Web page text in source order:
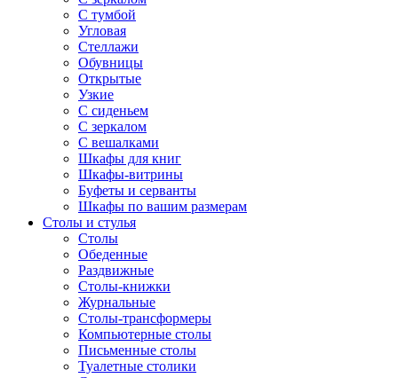
С тумбой
Угловая
Стеллажи
Обувницы
Открытые
Узкие
С сиденьем
С зеркалом
С вешалками
Шкафы для книг
Шкафы-витрины
Буфеты и серванты
Шкафы по вашим размерам
Столы и стулья
Столы
Обеденные
Раздвижные
Столы-книжки
Журнальные
Столы-трансформеры
Компьютерные столы
Письменные столы
Туалетные столики